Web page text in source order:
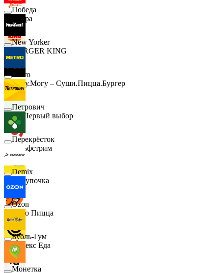
7 утра
BURGER KING
Хочу.Могу – Суши.Пицца.Бургер
B1 Первый выбор
Гольфстрим
Покупочка
Додо Пицца
Яндекс Еда
Победа
New Yorker
Metro
Петрович
Перекрёсток
Demix
Ozon
Бубль-Гум
Монетка